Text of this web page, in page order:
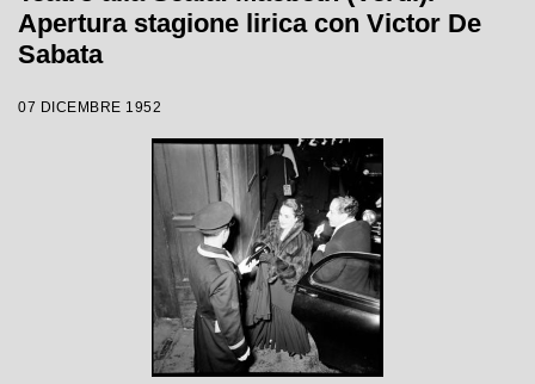
Apertura stagione lirica con Victor De
Sabata
07 DICEMBRE 1952